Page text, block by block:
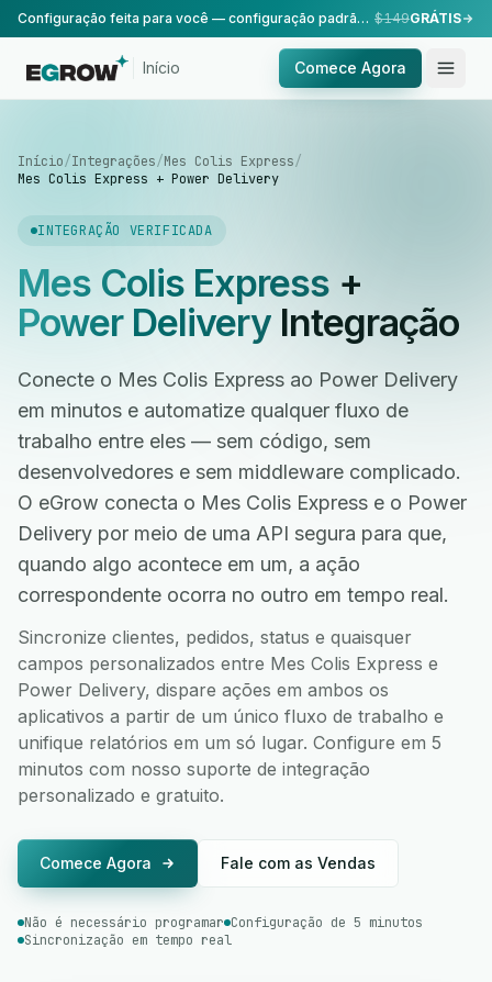
Configuração feita para você — configuração padrão, realizada pela nossa equipe. $149GRÁTIS
Início Comece Agora
Início/Integrações/Mes Colis Express/
Mes Colis Express + Power Delivery
INTEGRAÇÃO VERIFICADA
Mes Colis Express+
Power DeliveryIntegração
Conecte o Mes Colis Express ao Power Delivery
em minutos e automatize qualquer fluxo de
trabalho entre eles — sem código, sem
desenvolvedores e sem middleware complicado.
O eGrow conecta o Mes Colis Express e o Power
Delivery por meio de uma API segura para que,
quando algo acontece em um, a ação
correspondente ocorra no outro em tempo real.
Sincronize clientes, pedidos, status e quaisquer
campos personalizados entre Mes Colis Express e
Power Delivery, dispare ações em ambos os
aplicativos a partir de um único fluxo de trabalho e
unifique relatórios em um só lugar. Configure em 5
minutos com nosso suporte de integração
personalizado e gratuito.
Comece Agora Fale com as Vendas
Não é necessário programar Configuração de 5 minutos
Sincronização em tempo real